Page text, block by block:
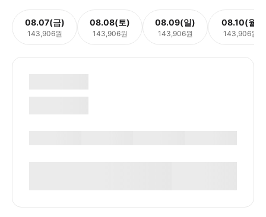
08.07(금)
143,906원
08.08(토)
143,906원
08.09(일)
143,906원
08.10(월)
143,906원